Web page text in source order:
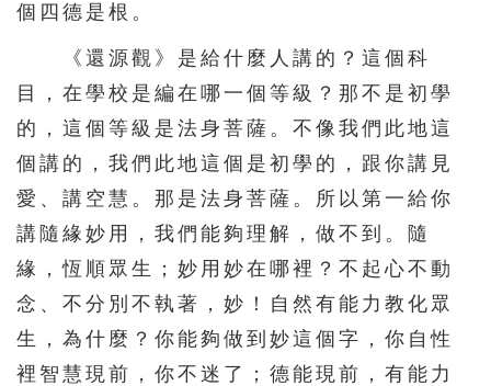
個四德是根。
《還源觀》是給什麼人講的？這個科
目，在學校是編在哪一個等級？那不是初學
的，這個等級是法身菩薩。不像我們此地這
個講的，我們此地這個是初學的，跟你講見
愛、講空慧。那是法身菩薩。所以第一給你
講隨緣妙用，我們能夠理解，做不到。隨
緣，恆順眾生；妙用妙在哪裡？不起心不動
念、不分別不執著，妙！自然有能力教化眾
生，為什麼？你能夠做到妙這個字，你自性
裡智慧現前，你不迷了；德能現前，有能力